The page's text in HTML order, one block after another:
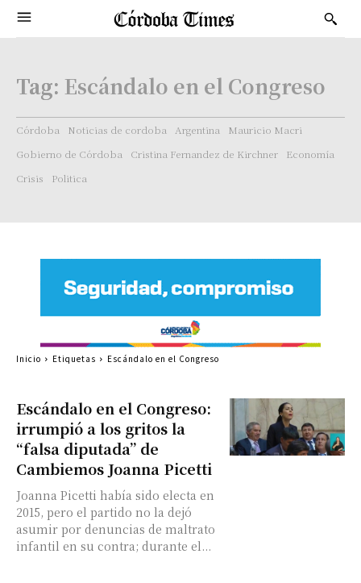
Tag: Escándalo en el Congreso
Córdoba Noticias de cordoba Argentina
Mauricio Macri
Gobierno de Córdoba
Cristina Fernandez de Kirchner
Economía
Crisis
Politica
Escándalo en el Congreso:
irrumpió a los gritos la
“falsa diputada” de
Cambiemos Joanna Picetti
Joanna Picetti había sido electa en
2015, pero el partido no la dejó
asumir por denuncias de maltrato
infantil en su contra; durante el...
Inicio Etiquetas Escándalo en el Congreso